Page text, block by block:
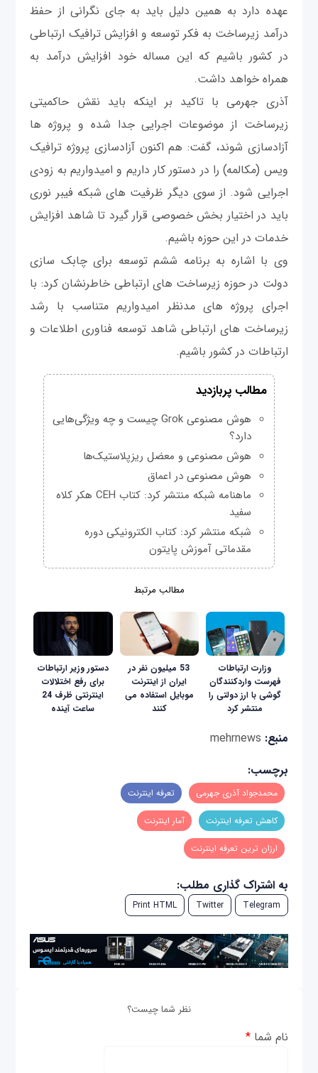
عهده دارد به همین دلیل باید به جای نگرانی از حفظ
درآمد زیرساخت به فکر توسعه و افزایش ترافیک ارتباطی
در کشور باشیم که این مساله خود افزایش درآمد به
همراه خواهد داشت.
آذری جهرمی با تاکید بر اینکه باید نقش حاکمیتی
زیرساخت از موضوعات اجرایی جدا شده و پروژه ها
آزادسازی شوند، گفت: هم اکنون آزادسازی پروژه ترافیک
ویس (مکالمه) را در دستور کار داریم و امیدواریم به زودی
اجرایی شود. از سوی دیگر ظرفیت های شبکه فیبر نوری
باید در اختیار بخش خصوصی قرار گیرد تا شاهد افزایش
خدمات در این حوزه باشیم.
وی با اشاره به برنامه ششم توسعه برای چابک سازی
دولت در حوزه زیرساخت های ارتباطی خاطرنشان کرد: با
اجرای پروژه های مدنظر امیدواریم متناسب با رشد
زیرساخت های ارتباطی شاهد توسعه فناوری اطلاعات و
ارتباطات در کشور باشیم.
مطالب پربازدید
هوش مصنوعی Grok چیست و چه ویژگی‌هایی
دارد؟
هوش مصنوعی و معضل ریزپلاستیک‌ها
هوش مصنوعی در اعماق
ماهنامه شبکه منتشر کرد: کتاب CEH هکر کلاه
سفید
شبکه منتشر کرد: کتاب الکترونیکی دوره
مقدماتی آموزش پایتون
مطالب مرتبط
وزارت ارتباطات
فهرست واردکنندگان
گوشی با ارز دولتی را
منتشر کرد
53 میلیون نفر در
ایران از اینترنت
موبایل استفاده می
کنند
دستور وزیر ارتباطات
برای رفع اختلالات
اینترنتی ظرف 24
ساعت آینده
منبع: mehrnews
برچسب:
محمدجواد آذری جهرمی تعرفه اینترنت
کاهش تعرفه اینترنت آمار اینترنت
ارزان ترین تعرفه اینترنت
به اشتراک گذاری مطلب:
Telegram
Twitter
Print HTML
نظر شما چیست؟
نام شما*